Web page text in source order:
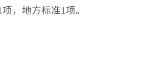
项，地方标准1项。